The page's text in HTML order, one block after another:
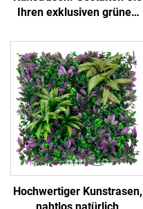
Ihren exklusiven grünen
Hochwertiger Kunstrasen,